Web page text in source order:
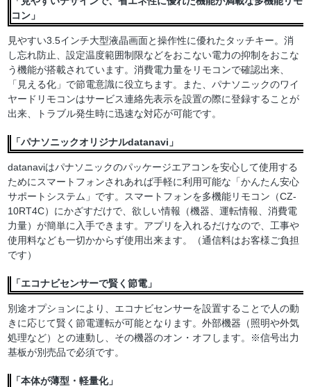
コン」
見やすい3.5インチ大型液晶画面と操作性に優れたタッチキー。消
し忘れ防止、設定温度範囲制限などをおこない電力の抑制をおこな
う機能が搭載されています。消費電力量をリモコンで確認出来、
「見える化」で節電意識に役立ちます。また、パナソニックのワイ
ヤードリモコンはサービス連絡先表示を設置の際に登録することが
出来、トラブル発生時に迅速な対応が可能です。
「パナソニックオリジナルdatanavi」
datanaviはパナソニックのパッケージエアコンを安心して使用する
ためにスマートフォンされあれば手軽に利用可能な「かんたん安心
サポートシステム」です。スマートフォンを多機能リモコン（CZ-
10RT4C）にかざすだけで、欲しい情報（機器、運転情報、消費電
力量）が簡単に入手できます。アプリを入れるだけなので、工事や
使用料なども一切かからず使用出来ます。（通信料はお客様ご負担
です）
「エコナビセンサーで賢く節電」
別途オプションにより、エコナビセンサーを設置することで人の動
きに応じて賢く節電運転が可能となります。外部機器（照明や外気
処理など）との連動し、その機器のオン・オフします。※信号出力
基板が別売品で必須です。
「本体が薄型・軽量化」